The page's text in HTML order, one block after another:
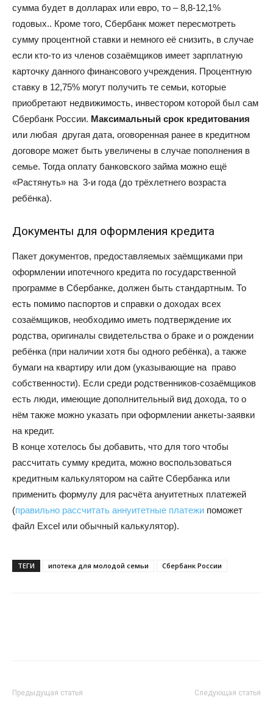
сумма будет в долларах или евро, то – 8,8-12,1%
годовых.. Кроме того, Сбербанк может пересмотреть
сумму процентной ставки и немного её снизить, в случае
если кто-то из членов созаёмщиков имеет зарплатную
карточку данного финансового учреждения. Процентную
ставку в 12,75% могут получить те семьи, которые
приобретают недвижимость, инвестором которой был сам
Сбербанк России. Максимальный срок кредитования
или любая другая дата, оговоренная ранее в кредитном
договоре может быть увеличены в случае пополнения в
семье. Тогда оплату банковского займа можно ещё
«Растянуть» на 3-и года (до трёхлетнего возраста
ребёнка).
Документы для оформления кредита
Пакет документов, предоставляемых заёмщиками при
оформлении ипотечного кредита по государственной
программе в Сбербанке, должен быть стандартным. То
есть помимо паспортов и справки о доходах всех
созаёмщиков, необходимо иметь подтверждение их
родства, оригиналы свидетельства о браке и о рождении
ребёнка (при наличии хотя бы одного ребёнка), а также
бумаги на квартиру или дом (указывающие на право
собственности). Если среди родственников-созаёмщиков
есть люди, имеющие дополнительный вид дохода, то о
нём также можно указать при оформлении анкеты-заявки
на кредит.
В конце хотелось бы добавить, что для того чтобы
рассчитать сумму кредита, можно воспользоваться
кредитным калькулятором на сайте Сбербанка или
применить формулу для расчёта ануитетных платежей
(правильно рассчитать аннуитетные платежи поможет
файл Excel или обычный калькулятор).
ТЕГИ ипотека для молодой семьи Сбербанк России
Предыдущая статья Следующая статья